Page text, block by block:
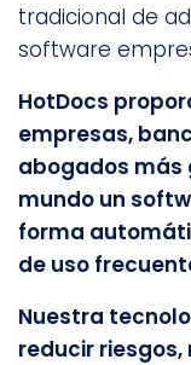
tradicional de
software
HotDocs
empresas,
abogados más
mundo un
forma
de uso
Nuestra
reducir